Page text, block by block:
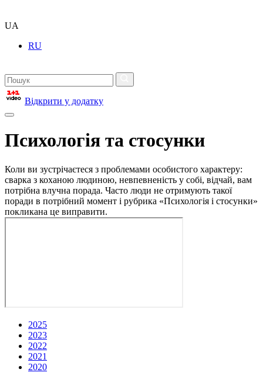
UA
RU
Відкрити у додатку
Психологія та стосунки
Коли ви зустрічаєтеся з проблемами особистого характеру:
сварка з коханою людиною, невпевненість у собі, відчай, вам
потрібна влучна порада. Часто люди не отримують такої
поради в потрібний момент і рубрика «Психологія і стосунки»
покликана це виправити.
2025
2023
2022
2021
2020